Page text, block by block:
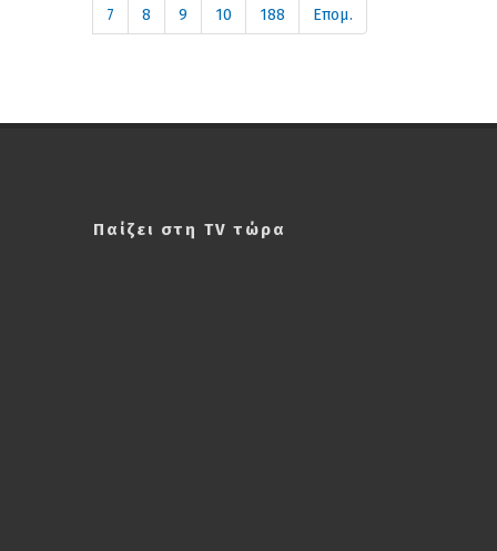
7
8 9 10 188 Επομ.
Παίζει στη TV τώρα